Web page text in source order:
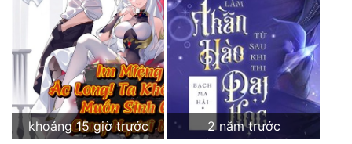
Xuyên Sách
Xuyên Thư
Điền Văn
Đô Thị
Đông Phương
khoảng 15 giờ trước
2 năm trước